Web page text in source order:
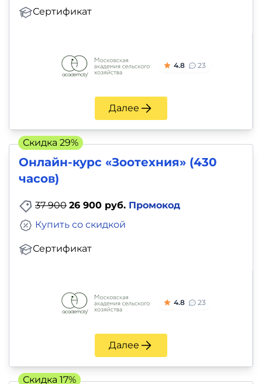
Сертификат
4.8 23
Далее
Онлайн-курс «Зоотехния» (430
часов)
37 900 26 900 руб. Промокод
Сертификат
Купить со скидкой
4.8 23
Далее
Скидка 29%
Скидка 17%